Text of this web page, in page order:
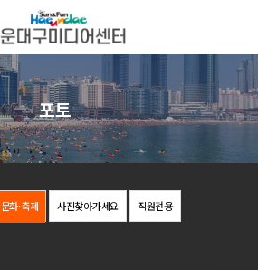
문화·축제 사진찾아가세요 직원전용
포토